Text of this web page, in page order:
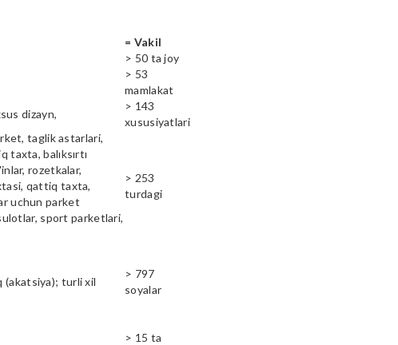
= Vakil
> 50 ta joy
> 53
mamlakat
dizayn,
> 143
xususiyatlari
taglik astarlari,
balıksırtı
rozetkalar,
qattiq taxta,
uchun parket
sport parketlari,
> 253
turdagi
(akatsiya); turli xil
> 797
soyalar
> 15 ta